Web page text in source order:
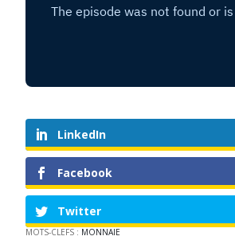
LinkedIn
Facebook
Twitter
MOTS-CLEFS : MONNAIE